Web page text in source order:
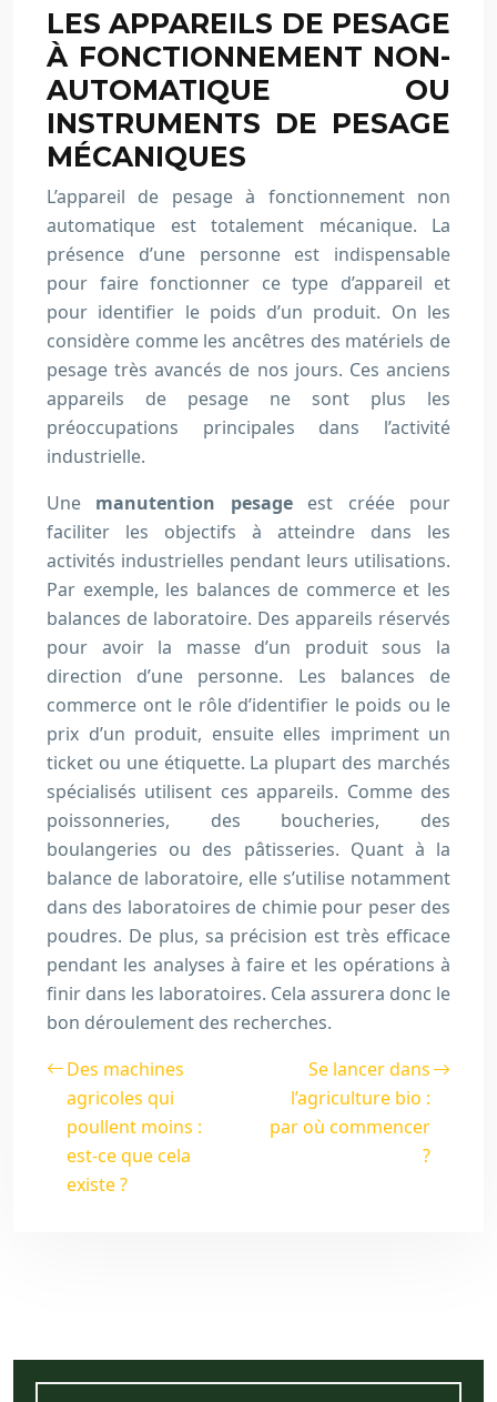
LES APPAREILS DE PESAGE
À FONCTIONNEMENT NON-
AUTOMATIQUE OU
INSTRUMENTS DE PESAGE
MÉCANIQUES
L’appareil de pesage à fonctionnement non
automatique est totalement mécanique. La
présence d’une personne est indispensable
pour faire fonctionner ce type d’appareil et
pour identifier le poids d’un produit. On les
considère comme les ancêtres des matériels de
pesage très avancés de nos jours. Ces anciens
appareils de pesage ne sont plus les
préoccupations principales dans l’activité
industrielle.
Une manutention pesageest créée pour
faciliter les objectifs à atteindre dans les
activités industrielles pendant leurs utilisations.
Par exemple, les balances de commerce et les
balances de laboratoire. Des appareils réservés
pour avoir la masse d’un produit sous la
direction d’une personne. Les balances de
commerce ont le rôle d’identifier le poids ou le
prix d’un produit, ensuite elles impriment un
ticket ou une étiquette. La plupart des marchés
spécialisés utilisent ces appareils. Comme des
poissonneries, des boucheries, des
boulangeries ou des pâtisseries. Quant à la
balance de laboratoire, elle s’utilise notamment
dans des laboratoires de chimie pour peser des
poudres. De plus, sa précision est très efficace
pendant les analyses à faire et les opérations à
finir dans les laboratoires. Cela assurera donc le
bon déroulement des recherches.
Des machines
agricoles qui
poullent moins :
est-ce que cela
existe ?
Se lancer dans
l’agriculture bio :
par où commencer
?